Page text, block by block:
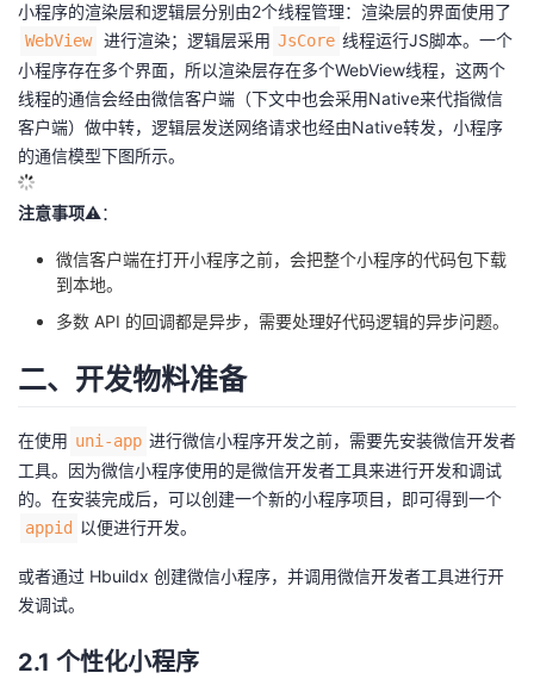
博
客
的
论
坛
我
的
圈
子
我
的
直
播
我
的
活
动
我
的
关
堂
我
的
课
程
我
的
认
证
我
的
实
验
我
的
收
藏
我
的
技
术
支
持
我
的
云
声
建
小程序的渲染层和逻辑层分别由2个线程管理：渲染层的界面使用了
WebView 进行渲染；逻辑层采用 JsCore 线程运行JS脚本。一个
小程序存在多个界面，所以渲染层存在多个WebView线程，这两个
线程的通信会经由微信客户端（下文中也会采用Native来代指微信
客户端）做中转，逻辑层发送网络请求也经由Native转发，小程序
的通信模型下图所示。
注意事项⚠️：
微信客户端在打开小程序之前，会把整个小程序的代码包下载
到本地。
多数 API 的回调都是异步，需要处理好代码逻辑的异步问题。
二、开发物料准备
在使用 uni-app 进行微信小程序开发之前，需要先安装微信开发者
工具。因为微信小程序使用的是微信开发者工具来进行开发和调试
的。在安装完成后，可以创建一个新的小程序项目，即可得到一个
appid 以便进行开发。
或者通过 Hbuildx 创建微信小程序，并调用微信开发者工具进行开
发调试。
2.1 个性化小程序